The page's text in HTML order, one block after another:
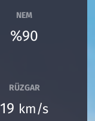
NEM
%90
RÜZGAR
19 km/s